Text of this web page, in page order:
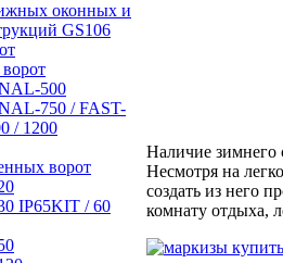
оконных и
GS106
500
750 / FAST-
/ 1200
ворот
IP65KIT / 60
Наличие зимнего
Несмотря на
создать из него
комнату отдыха,